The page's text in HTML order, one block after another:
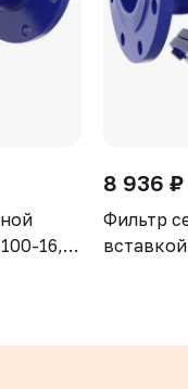
16,
8 936 ₽
Фильтр